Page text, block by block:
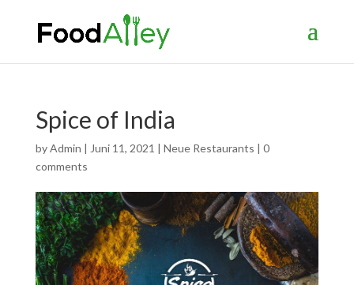
Spice of India
byAdmin | Juni 11, 2021 | Neue Restaurants | 0
comments